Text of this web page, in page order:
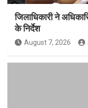
जिलाधिकारी ने
के निर्देश
August 7, 2026